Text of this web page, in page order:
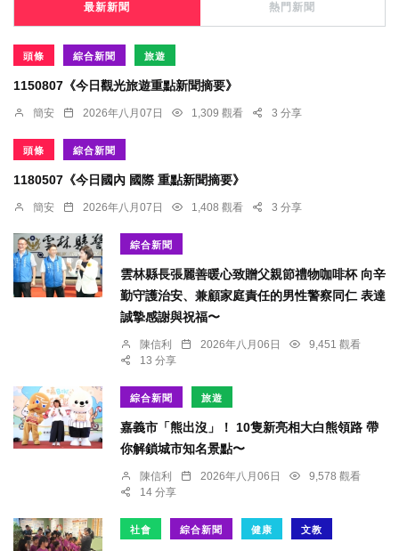
最新新聞 熱門新聞
頭條 綜合新聞 旅遊
1150807《今日觀光旅遊重點新聞摘要》
簡安 2026年八月07日 1,309 觀看 3 分享
頭條 綜合新聞
1180507《今日國內 國際 重點新聞摘要》
簡安 2026年八月07日 1,408 觀看 3 分享
綜合新聞
雲林縣長張麗善暖心致贈父親節禮物咖啡杯 向辛
勤守護治安、兼顧家庭責任的男性警察同仁 表達
誠摯感謝與祝福〜
陳信利 2026年八月06日
9,451 觀看
13 分享
綜合新聞 旅遊
嘉義市「熊出沒」！ 10隻新亮相大白熊領路 帶
你解鎖城市知名景點〜
陳信利 2026年八月06日
9,578 觀看
14 分享
社會 綜合新聞 健康 文教